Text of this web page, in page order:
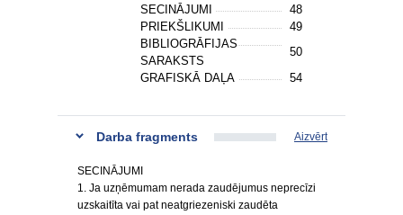
SECINĀJUMI
48
PRIEKŠLIKUMI
49
BIBLIOGRĀFIJAS
SARAKSTS
50
GRAFISKĀ DAĻA
54
Darba fragments Aizvērt
SECINĀJUMI
1. Ja uzņēmumam nerada zaudējumus neprecīzi
uzskaitīta vai pat neatgriezeniski zaudēta